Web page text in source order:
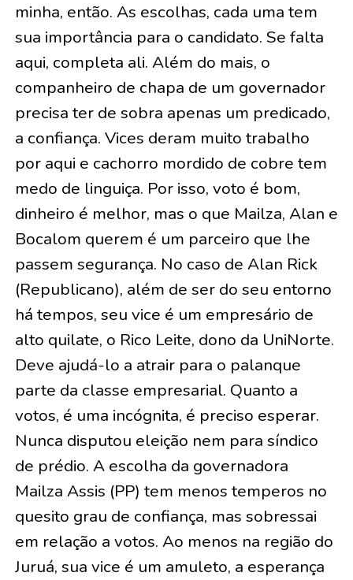
minha, então. As escolhas, cada uma tem
sua importância para o candidato. Se falta
aqui, completa ali. Além do mais, o
companheiro de chapa de um governador
precisa ter de sobra apenas um predicado,
a confiança. Vices deram muito trabalho
por aqui e cachorro mordido de cobre tem
medo de linguiça. Por isso, voto é bom,
dinheiro é melhor, mas o que Mailza, Alan e
Bocalom querem é um parceiro que lhe
passem segurança. No caso de Alan Rick
(Republicano), além de ser do seu entorno
há tempos, seu vice é um empresário de
alto quilate, o Rico Leite, dono da UniNorte.
Deve ajudá-lo a atrair para o palanque
parte da classe empresarial. Quanto a
votos, é uma incógnita, é preciso esperar.
Nunca disputou eleição nem para síndico
de prédio. A escolha da governadora
Mailza Assis (PP) tem menos temperos no
quesito grau de confiança, mas sobressai
em relação a votos. Ao menos na região do
Juruá, sua vice é um amuleto, a esperança